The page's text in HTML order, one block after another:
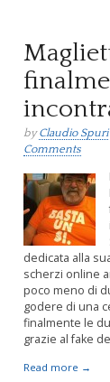
byClaudio Spuri
Comments
dedicata alla
scherzi online
poco meno di
godere di una
finalmente le
grazie al fake
Read more →